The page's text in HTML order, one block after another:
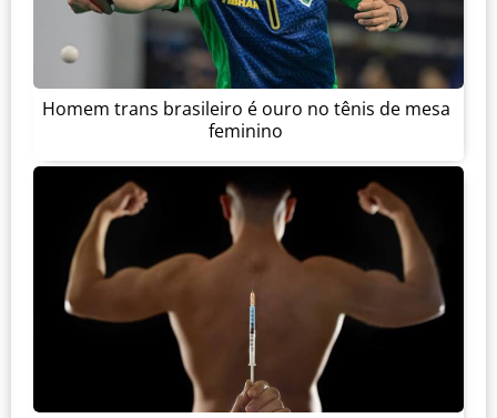
Homem trans brasileiro é ouro no tênis de mesa
feminino